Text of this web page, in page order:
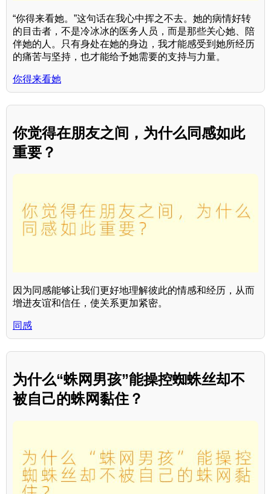
“你得来看她。”这句话在我心中挥之不去。她的病情好转
的目击者，不是冷冰冰的医务人员，而是那些关心她、陪
伴她的人。只有身处在她的身边，我才能感受到她所经历
的痛苦与坚持，也才能给予她需要的支持与力量。
你得来看她
你觉得在朋友之间，为什么同感如此
重要？
因为同感能够让我们更好地理解彼此的情感和经历，从而
增进友谊和信任，使关系更加紧密。
同感
为什么“蛛网男孩”能操控蜘蛛丝却不
被自己的蛛网黏住？